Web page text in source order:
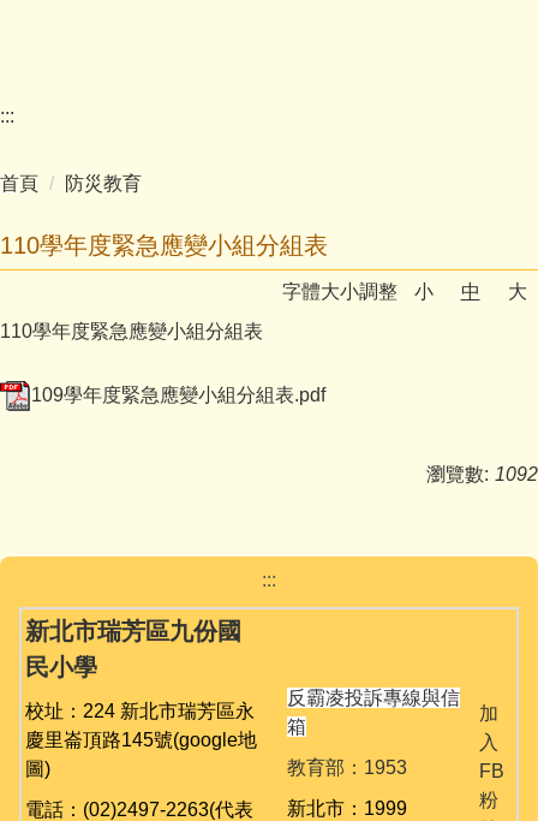
學生活動
影音專區
九份校務相關專區
英語日活動專區
公開授課專區
課程計畫備查
校園資訊業務專區
:::
首頁 防災教育
110學年度緊急應變小組分組表
字體大小調整 小 中
大
110學年度緊急應變小組分組表
109學年度緊急應變小組分組表.pdf
瀏覽數: 1092
:::
新北市瑞芳區九份國
民小學
校址：224 新北市瑞芳區永
慶里崙頂路145號(google地
圖)
電話：(02)2497-2263(代表
反霸凌投訴專線與信
箱
教育部：1953
新北市：1999
加
入
FB
粉